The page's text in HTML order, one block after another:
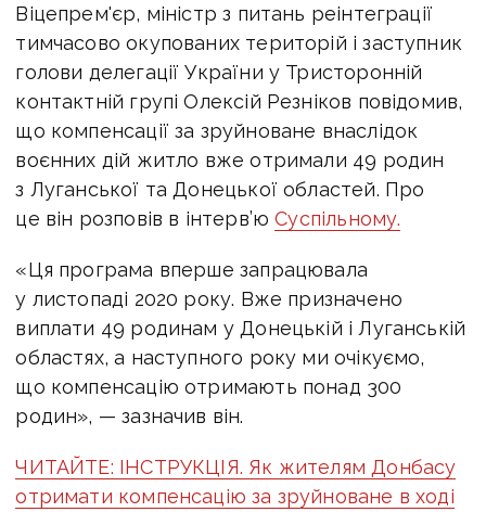
Віцепрем'єр, міністр з питань реінтеграції
тимчасово окупованих територій і заступник
голови делегації України у Тристоронній
контактній групі Олексій Резніков повідомив,
що компенсації за зруйноване внаслідок
воєнних дій житло вже отримали 49 родин
з Луганської та Донецької областей. Про
це він розповів в інтерв’юСуспільному.
«Ця програма вперше запрацювала
у листопаді 2020 року. Вже призначено
виплати 49 родинам у Донецькій і Луганській
областях, а наступного року ми очікуємо,
що компенсацію отримають понад 300
родин», — зазначив він.
ЧИТАЙТЕ: ІНСТРУКЦІЯ. Як жителям Донбасу
отримати компенсацію за зруйноване в ході